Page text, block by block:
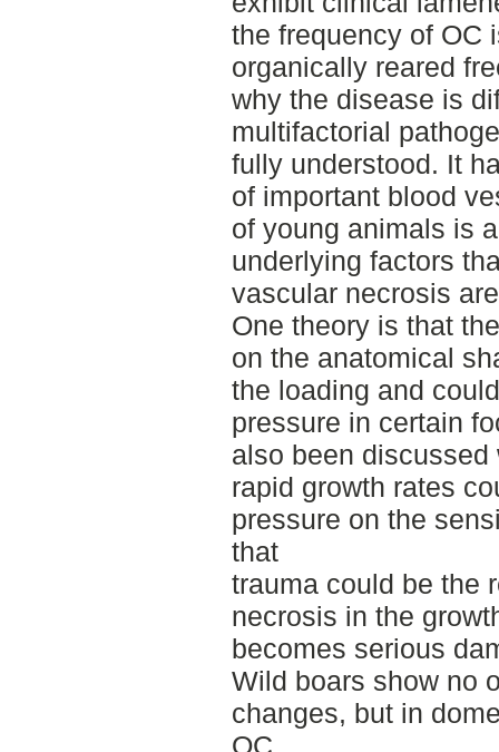
the frequency of OC
organically reared
why the disease is
multifactorial
fully understood. It
of important blood
of young animals is
underlying factors
vascular necrosis
One theory is that
on the anatomical
the loading and
pressure in certain
also been
rapid growth rates
pressure on the
that
trauma could be the
necrosis in the
becomes serious
Wild boars show no
changes, but in
OC